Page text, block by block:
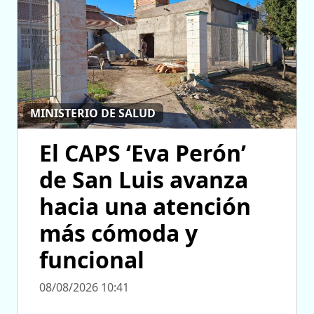
MINISTERIO DE SALUD
El CAPS ‘Eva Perón’
de San Luis avanza
hacia una atención
más cómoda y
funcional
08/08/2026 10:41